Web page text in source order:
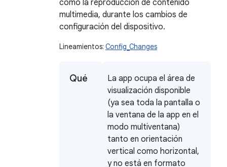
como la reproducción de contenido
multimedia, durante los cambios de
configuración del dispositivo.
Lineamientos: Config_Changes
Qué
La app ocupa el área de
visualización disponible
(ya sea toda la pantalla o
la ventana de la app en el
modo multiventana)
tanto en orientación
vertical como horizontal,
y no está en formato